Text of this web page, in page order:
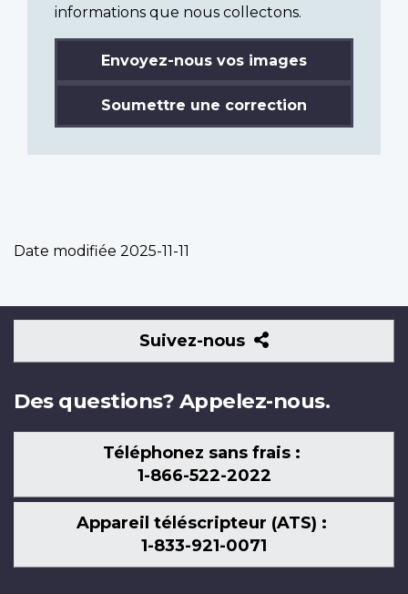
informations que nous collectons.
Envoyez-nous vos images
Soumettre une correction
Date modifiée 2025-11-11
Suivez-nous
Suivez-
nous
Des questions? Appelez-nous.
Téléphonez sans frais :
1-866-522-2022
Appareil téléscripteur (ATS) :
1-833-921-0071